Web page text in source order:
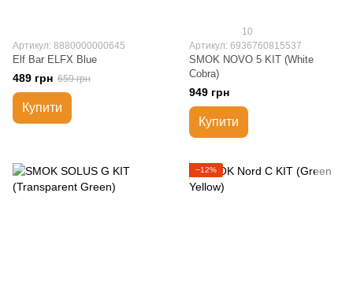
Артикул: 8880000000645
Elf Bar ELFX Blue
489 грн 659 грн
Купити
10
Артикул: 6936760815537
SMOK NOVO 5 KIT (White
Cobra)
949 грн
Купити
−12%